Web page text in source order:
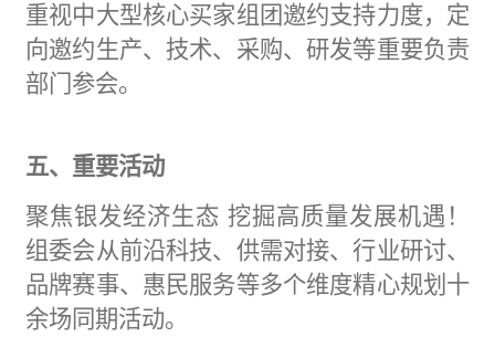
重视中大型核心买家组团邀约支持力度，定
向邀约生产、技术、采购、研发等重要负责
部门参会。
五、 重要活动
聚焦银发经济生态 挖掘高质量发展机遇！
组委会从前沿科技、供需对接、行业研讨、
品牌赛事、惠民服务等多个维度精心规划十
余场同期活动。